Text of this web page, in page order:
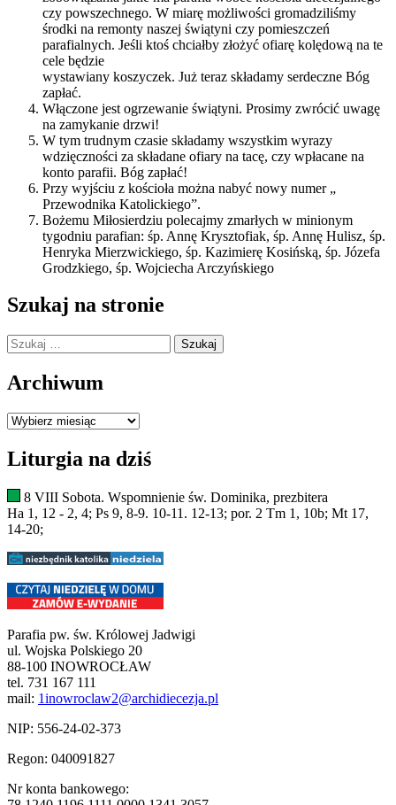
czy powszechnego. W miarę możliwości gromadziliśmy
środki na remonty naszej świątyni czy pomieszczeń
parafialnych. Jeśli ktoś chciałby złożyć ofiarę kolędową na te
cele będzie
wystawiany koszyczek. Już teraz składamy serdeczne Bóg
zapłać.
Włączone jest ogrzewanie świątyni. Prosimy zwrócić uwagę
na zamykanie drzwi!
W tym trudnym czasie składamy wszystkim wyrazy
wdzięczności za składane ofiary na tacę, czy wpłacane na
konto parafii. Bóg zapłać!
Przy wyjściu z kościoła można nabyć nowy numer „
Przewodnika Katolickiego”.
Bożemu Miłosierdziu polecajmy zmarłych w minionym
tygodniu parafian: śp. Annę Krysztofiak, śp. Annę Hulisz, śp.
Henryka Mierzwickiego, śp. Kazimierę Kosińską, śp. Józefa
Grodzkiego, śp. Wojciecha Arczyńskiego
Szukaj na stronie
Szukaj:
Archiwum
Archiwum
Liturgia na dziś
8 VIII Sobota. Wspomnienie św. Dominika, prezbitera
Ha 1, 12 - 2, 4; Ps 9, 8-9. 10-11. 12-13; por. 2 Tm 1, 10b; Mt 17,
14-20;
Parafia pw. św. Królowej Jadwigi
ul. Wojska Polskiego 20
88-100 INOWROCŁAW
tel. 731 167 111
mail: 1inowroclaw2@archidiecezja.pl
NIP: 556-24-02-373
Regon: 040091827
Nr konta bankowego: